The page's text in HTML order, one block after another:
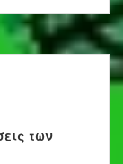
των